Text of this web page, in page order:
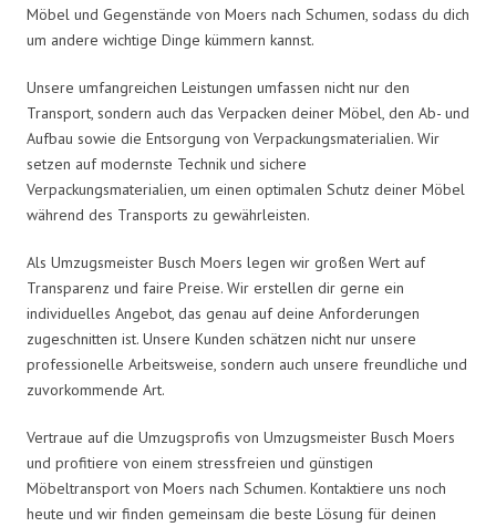
Möbel und Gegenstände von Moers nach Schumen, sodass du dich
um andere wichtige Dinge kümmern kannst.
Unsere umfangreichen Leistungen umfassen nicht nur den
Transport, sondern auch das Verpacken deiner Möbel, den Ab- und
Aufbau sowie die Entsorgung von Verpackungsmaterialien. Wir
setzen auf modernste Technik und sichere
Verpackungsmaterialien, um einen optimalen Schutz deiner Möbel
während des Transports zu gewährleisten.
Als Umzugsmeister Busch Moers legen wir großen Wert auf
Transparenz und faire Preise. Wir erstellen dir gerne ein
individuelles Angebot, das genau auf deine Anforderungen
zugeschnitten ist. Unsere Kunden schätzen nicht nur unsere
professionelle Arbeitsweise, sondern auch unsere freundliche und
zuvorkommende Art.
Vertraue auf die Umzugsprofis von Umzugsmeister Busch Moers
und profitiere von einem stressfreien und günstigen
Möbeltransport von Moers nach Schumen. Kontaktiere uns noch
heute und wir finden gemeinsam die beste Lösung für deinen